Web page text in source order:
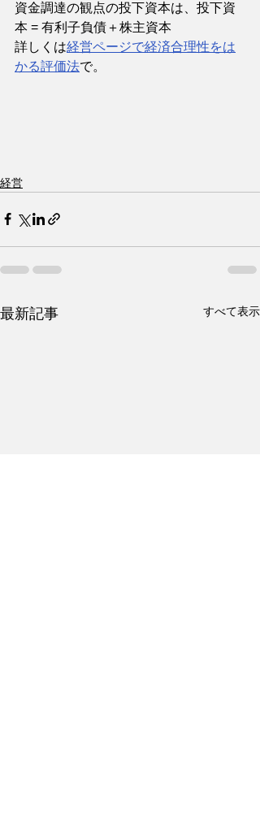
資金調達の観点の投下資本は、投下資
本 = 有利子負債＋株主資本
詳しくは経営ページで経済合理性をは
かる評価法で。
経営
最新記事 すべて表示